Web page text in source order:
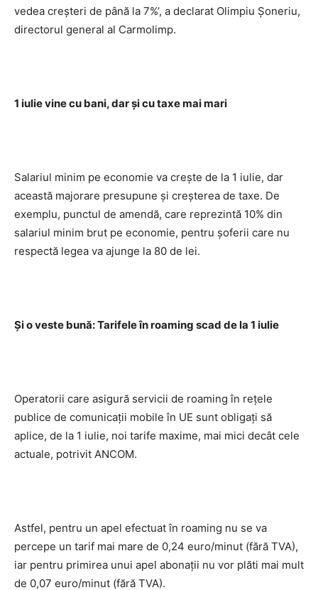
vedea creşteri de până la 7%’, a declarat Olimpiu Şoneriu,
directorul general al Carmolimp.
1 iulie vine cu bani, dar şi cu taxe mai mari
Salariul minim pe economie va creşte de la 1 iulie, dar
această majorare presupune şi creşterea de taxe. De
exemplu, punctul de amendă, care reprezintă 10% din
salariul minim brut pe economie, pentru şoferii care nu
respectă legea va ajunge la 80 de lei.
Şi o veste bună: Tarifele în roaming scad de la 1 iulie
Operatorii care asigură servicii de roaming în reţele
publice de comunicaţii mobile în UE sunt obligaţi să
aplice, de la 1 iulie, noi tarife maxime, mai mici decât cele
actuale, potrivit ANCOM.
Astfel, pentru un apel efectuat în roaming nu se va
percepe un tarif mai mare de 0,24 euro/minut (fără TVA),
iar pentru primirea unui apel abonaţii nu vor plăti mai mult
de 0,07 euro/minut (fără TVA).